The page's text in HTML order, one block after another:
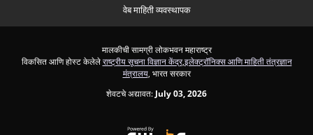
वेब माहिती व्यवस्थापक
मालकीची सामग्री लोकभवन महाराष्ट्र
विकसित आणि होस्ट केलेलेराष्ट्रीय सूचना विज्ञान केंद्र,इलेक्ट्रॉनिक्स आणि माहिती तंत्रज्ञान
मंत्रालय, भारत सरकार
शेवटचे अद्यावत: July 03, 2026